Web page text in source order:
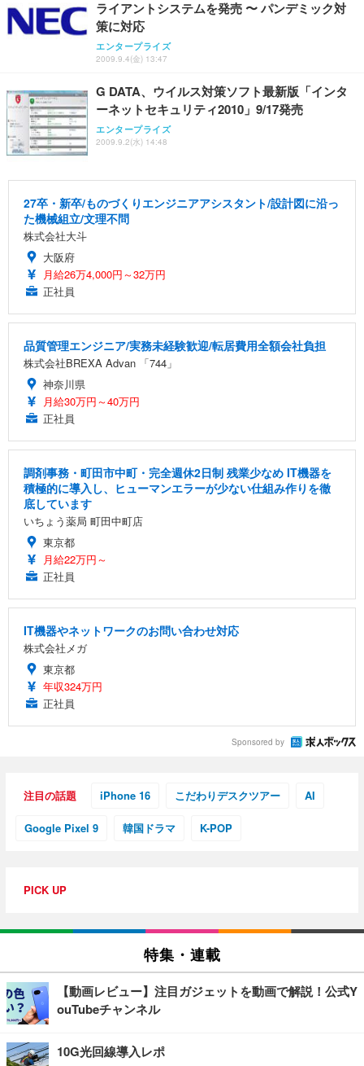
ライアントシステムを発売 〜 パンデミック対
策に対応
エンタープライズ
2009.9.4(金) 13:47
G DATA、ウイルス対策ソフト最新版「インタ
ーネットセキュリティ2010」9/17発売
エンタープライズ
2009.9.2(水) 14:48
27卒・新卒/ものづくりエンジニアアシスタント/設計図に沿っ
た機械組立/文理不問
株式会社大斗
大阪府
月給26万4,000円～32万円
正社員
品質管理エンジニア/実務未経験歓迎/転居費用全額会社負担
株式会社BREXA Advan 「744」
神奈川県
月給30万円～40万円
正社員
調剤事務・町田市中町・完全週休2日制 残業少なめ IT機器を
積極的に導入し、ヒューマンエラーが少ない仕組み作りを徹
底しています
いちょう薬局 町田中町店
東京都
月給22万円～
正社員
IT機器やネットワークのお問い合わせ対応
株式会社メガ
東京都
年収324万円
正社員
Sponsored by
注目の話題 iPhone 16 こだわりデスクツアー AI
Google Pixel 9 韓国ドラマ K-POP
PICK UP
特集・連載
【動画レビュー】注目ガジェットを動画で解説！公式Y
ouTubeチャンネル
10G光回線導入レポ